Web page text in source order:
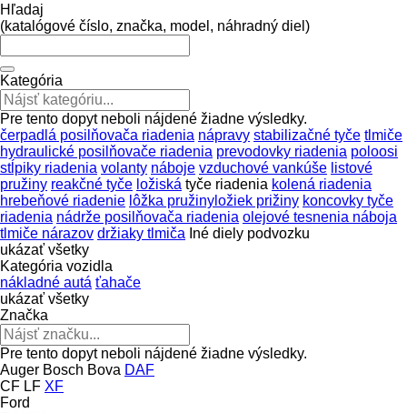
Hľadaj
(katalógové číslo, značka, model, náhradný diel)
Kategória
Pre tento dopyt neboli nájdené žiadne výsledky.
čerpadlá posilňovača riadenia nápravy stabilizačné tyče tlmiče
hydraulické posilňovače riadenia prevodovky riadenia poloosi
stĺpiky riadenia volanty náboje vzduchové vankúše listové
pružiny reakčné tyče ložiská tyče riadenia kolená riadenia
hrebeňové riadenie lôžka pružinyložiek prižiny koncovky tyče
riadenia nádrže posilňovača riadenia olejové tesnenia náboja
tlmiče nárazov držiaky tlmiča Iné diely podvozku
ukázať všetky
Kategória vozidla
nákladné autá ťahače
ukázať všetky
Značka
Pre tento dopyt neboli nájdené žiadne výsledky.
Auger Bosch Bova DAF
CF LF XF
Ford